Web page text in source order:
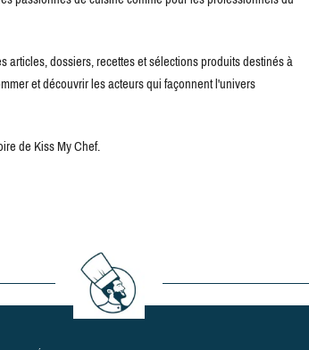
dossiers, recettes et sélections produits destinés à
et découvrir les acteurs qui façonnent l'univers
de Kiss My Chef.